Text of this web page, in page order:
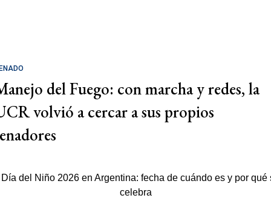
del Fuego: con marcha y redes, la
volvió a cercar a sus propios